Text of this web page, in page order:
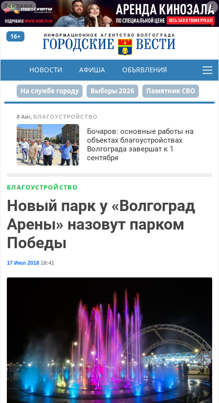
Реклама
16+
НОВОСТИ АФИША ОБЪЯВЛЕНИЯ
КОНКУРСЫ
На службе городу Выборы 2026 Памятник СВО
Сталинград в сердце
Набережная День Победы Реконструкция ЦПКиО
80-летие Победы Парк Героев-летчиков
8 Авг, БЛАГОУСТРОЙСТВО
Бочаров: основные работы на
объектах благоустройствах
Волгограда завершат к 1
сентября
БЛАГОУСТРОЙСТВО
Новый парк у «Волгоград
Арены» назовут парком
Победы
17 Июл 201818:41